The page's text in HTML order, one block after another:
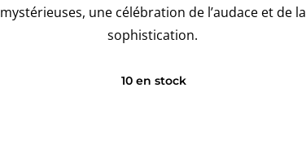
mystérieuses, une célébration de l’audace et de la
sophistication.
10 en stock